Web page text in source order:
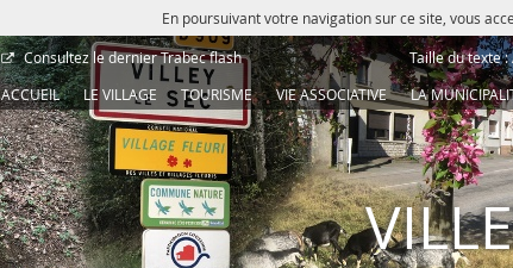
En poursuivant votre navigation sur ce site, vous
Consultez le dernierTrabec flash Taille du texte :
ACCUEIL
LE VILLAGE TOURISME VIE ASSOCIATIVE LA